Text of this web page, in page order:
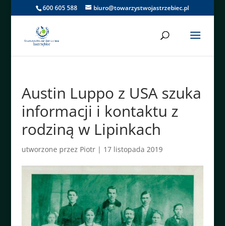
600 605 588 biuro@towarzystwojastrzebiec.pl
Austin Luppo z USA szuka
informacji i kontaktu z
rodziną w Lipinkach
utworzone przez Piotr| 17 listopada 2019